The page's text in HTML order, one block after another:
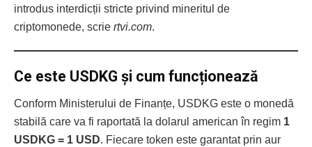
introdus interdicții stricte privind mineritul de
criptomonede, scrie rtvi.com.
Ce este USDKG și cum funcționează
Conform Ministerului de Finanțe, USDKG este o monedă
stabilă care va fi raportată la dolarul american în regim 1
USDKG = 1 USD. Fiecare token este garantat prin aur